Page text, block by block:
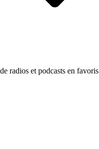
radios et podcasts en favoris